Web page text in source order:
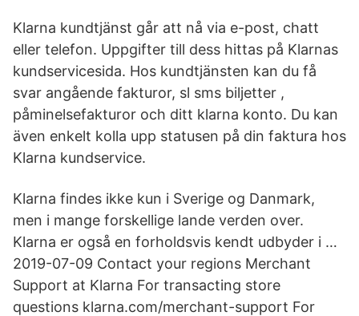
Klarna kundtjänst går att nå via e-post, chatt
eller telefon. Uppgifter till dess hittas på Klarnas
kundservicesida. Hos kundtjänsten kan du få
svar angående fakturor, sl sms biljetter ,
påminelsefakturor och ditt klarna konto. Du kan
även enkelt kolla upp statusen på din faktura hos
Klarna kundservice.
Klarna findes ikke kun i Sverige og Danmark,
men i mange forskellige lande verden over.
Klarna er også en forholdsvis kendt udbyder i …
2019-07-09 Contact your regions Merchant
Support at Klarna For transacting store
questions klarna.com/merchant-support For